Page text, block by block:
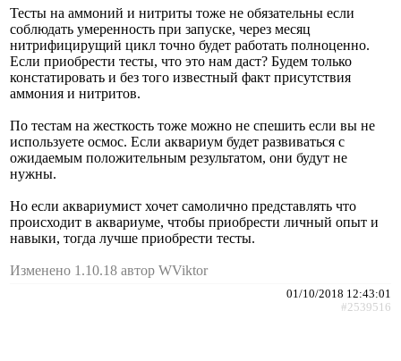
Тесты на аммоний и нитриты тоже не обязательны если
соблюдать умеренность при запуске, через месяц
нитрифицирущий цикл точно будет работать полноценно.
Если приобрести тесты, что это нам даст? Будем только
констатировать и без того известный факт присутствия
аммония и нитритов.
По тестам на жесткость тоже можно не спешить если вы не
используете осмос. Если аквариум будет развиваться с
ожидаемым положительным результатом, они будут не
нужны.
Но если аквариумист хочет самолично представлять что
происходит в аквариуме, чтобы приобрести личный опыт и
навыки, тогда лучше приобрести тесты.
Изменено 1.10.18 автор WViktor
01/10/2018 12:43:01
#2539516